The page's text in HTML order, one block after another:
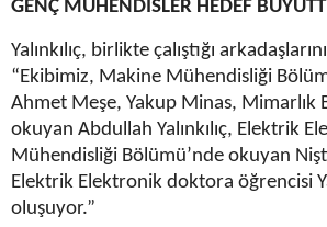
GENÇ MÜHENDİSLER HEDEF
Yalınkılıç, birlikte çalıştığı
“Ekibimiz, Makine Mühendisliği
Ahmet Meşe, Yakup Minas, Mimarlık
okuyan Abdullah Yalınkılıç, Elektrik
Mühendisliği Bölümü’nde okuyan
Elektrik Elektronik doktora öğrencisi
oluşuyor.”